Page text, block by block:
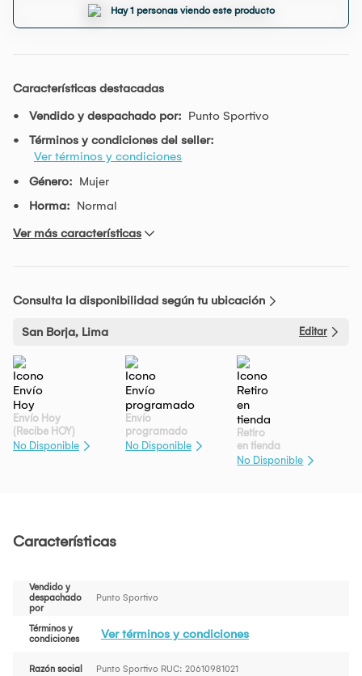
Hay 1 personas viendo este producto
Características destacadas
Vendido y despachado por: Punto Sportivo
Términos y condiciones del seller:
Ver términos y condiciones
Género: Mujer
Horma: Normal
Ver más características
Consulta la disponibilidad según tu ubicación
San Borja, Lima Editar
Envío Hoy
(Recibe HOY)
No Disponible
Envío
programado
No Disponible
Retiro
en tienda
No Disponible
Características
Vendido y
despachado
por
Punto Sportivo
Términos y
condiciones
Ver términos y condiciones
Razón social Punto Sportivo RUC: 20610981021